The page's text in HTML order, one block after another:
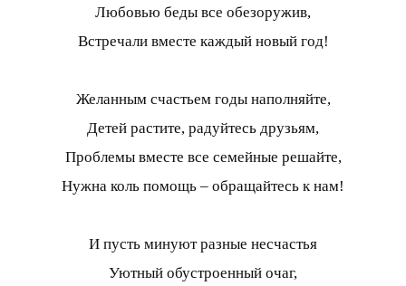
Любовью беды все обезоружив,
Встречали вместе каждый новый год!
Желанным счастьем годы наполняйте,
Детей растите, радуйтесь друзьям,
Проблемы вместе все семейные решайте,
Нужна коль помощь – обращайтесь к нам!
И пусть минуют разные несчастья
Уютный обустроенный очаг,